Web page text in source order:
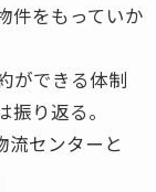
件をもっていか
ができる体制
り返る。
センターと